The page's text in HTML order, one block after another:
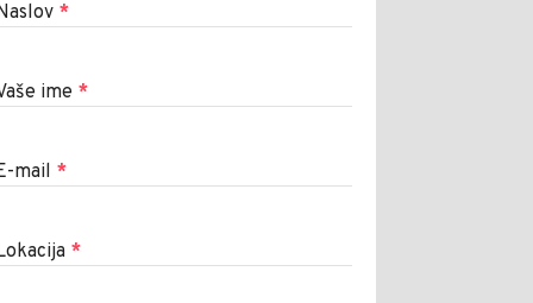
*
ime *
mail *
*